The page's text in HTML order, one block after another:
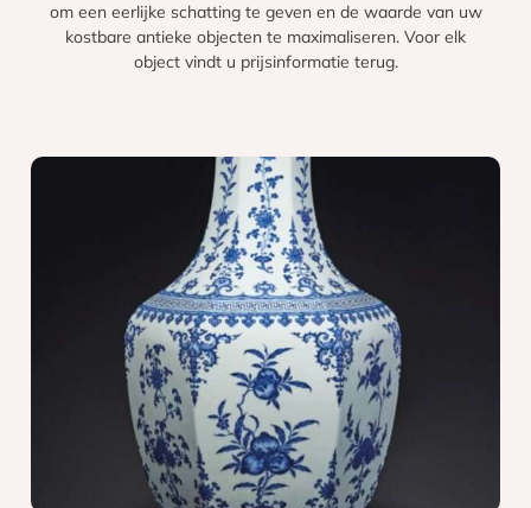
om een eerlijke schatting te geven en de waarde van uw
kostbare antieke objecten te maximaliseren. Voor elk
object vindt u prijsinformatie terug.